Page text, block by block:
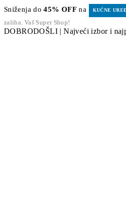
Sniženja do45% OFF na KUĆNE
zaliha. Vaš Super Shop!
DOBRODOŠLI | Najveći izbor i